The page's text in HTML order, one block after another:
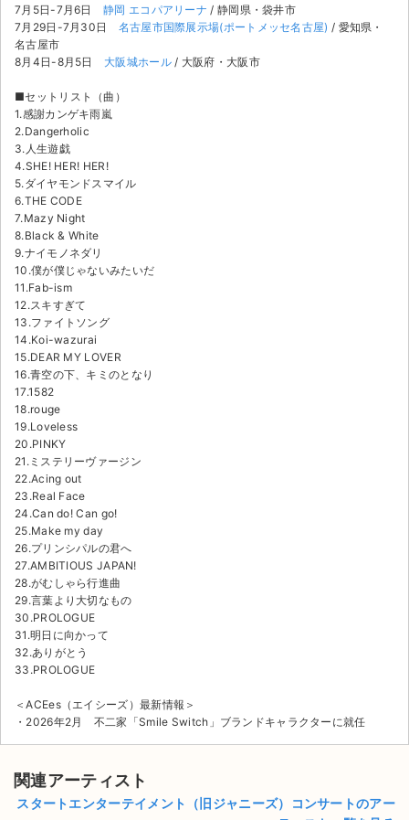
7月5日-7月6日静岡 エコパアリーナ / 静岡県・袋井市
7月29日-7月30日 名古屋市国際展示場(ポートメッセ名古屋) / 愛知県・
名古屋市
8月4日-8月5日 大阪城ホール/ 大阪府・大阪市
■セットリスト（曲）
1.感謝カンゲキ雨嵐
2.Dangerholic
3.人生遊戯
4.SHE! HER! HER!
5.ダイヤモンドスマイル
6.THE CODE
7.Mazy Night
8.Black & White
9.ナイモノネダリ
10.僕が僕じゃないみたいだ
11.Fab-ism
12.スキすぎて
13.ファイトソング
14.Koi-wazurai
15.DEAR MY LOVER
16.青空の下、キミのとなり
17.1582
18.rouge
19.Loveless
20.PINKY
21.ミステリーヴァージン
22.Acing out
23.Real Face
24.Can do! Can go!
25.Make my day
26.プリンシパルの君へ
27.AMBITIOUS JAPAN!
28.がむしゃら行進曲
29.言葉より大切なもの
30.PROLOGUE
31.明日に向かって
32.ありがとう
33.PROLOGUE
＜ACEes（エイシーズ）最新情報＞
・2026年2月 不二家「Smile Switch」ブランドキャラクターに就任
関連アーティスト
スタートエンターテイメント（旧ジャニーズ）コンサートのアー